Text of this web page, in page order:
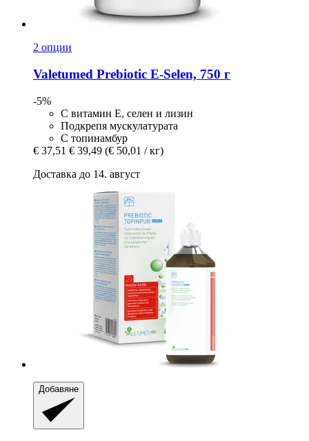
2 опции
Valetumed Prebiotic E-​Selen, 750 г
-5%
С витамин E, селен и лизин
Подкрепя мускулатурата
С топинамбур
€ 37,51 € 39,49 (€ 50,01 / кг)
Доставка до 14. август
Добавяне